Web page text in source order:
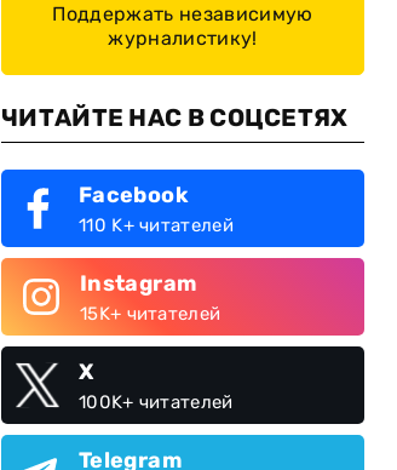
Поддержать независимую
журналистику!
ЧИТАЙТЕ НАС В СОЦСЕТЯХ
Facebook
110 K+ читателей
Instagram
15K+ читателей
X
100K+ читателей
Telegram